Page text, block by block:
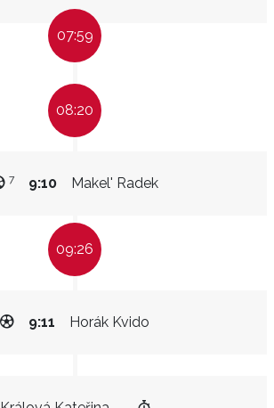
07:59
08:20
Makel' Radek
9:10
7
09:26
Horák Kvido
9:11